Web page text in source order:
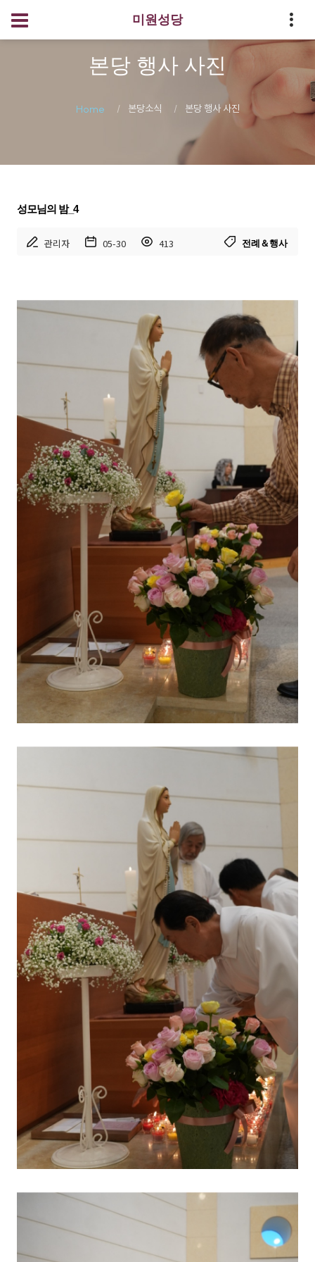
미원성당
본당 행사 사진
Home 본당소식 본당 행사 사진
성모님의 밤_4
관리자 05-30 413 전례＆행사